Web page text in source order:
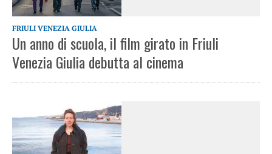
FRIULI VENEZIA GIULIA
Un anno di scuola, il film girato in Friuli
Venezia Giulia debutta al cinema